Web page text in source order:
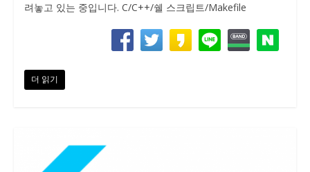
려놓고 있는 중입니다. C/C++/쉘 스크립트/Makefile
더 읽기